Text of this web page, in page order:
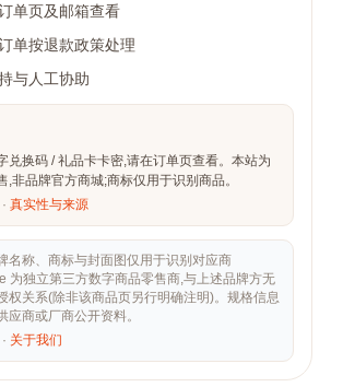
单页及邮箱查看
单按退款政策处理
与人工协助
兑换码 / 礼品卡卡密,请在订单页查看。本站为
,非品牌官方商城;商标仅用于识别商品。
· 真实性与来源
名称、商标与封面图仅用于识别对应商
为独立第三方数字商品零售商,与上述品牌方无
权关系(除非该商品页另行明确注明)。规格信息
应商或厂商公开资料。
· 关于我们